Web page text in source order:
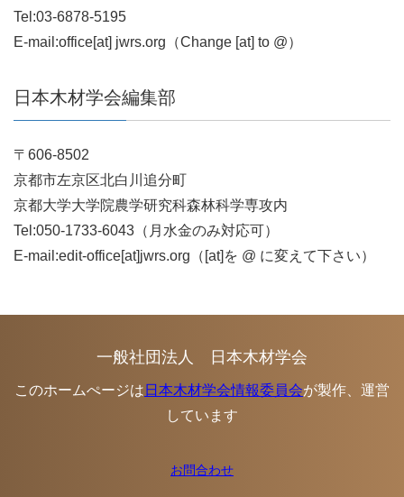
Tel:03-6878-5195
E-mail:office[at] jwrs.org（Change [at] to @）
日本木材学会編集部
〒606-8502
京都市左京区北白川追分町
京都大学大学院農学研究科森林科学専攻内
Tel:050-1733-6043（月水金のみ対応可）
E-mail:edit-office[at]jwrs.org（[at]を @ に変えて下さい）
お問合わせ
一般社団法人 日本木材学会
このホームぺージは 日本木材学会情報委員会が製作、運営
しています